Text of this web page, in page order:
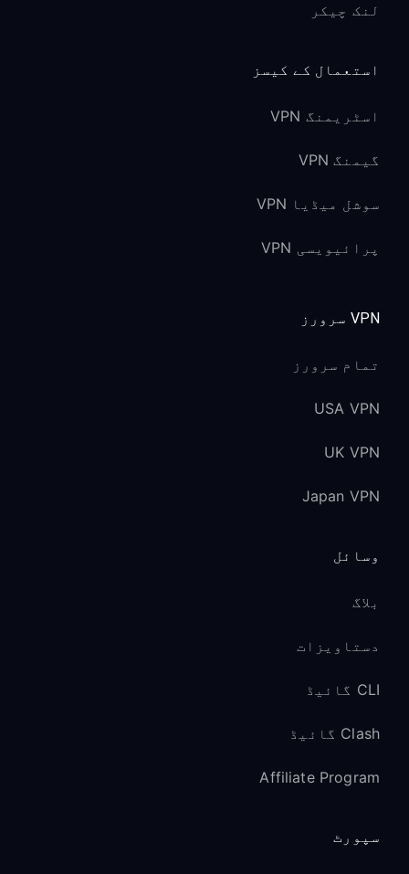
لنک چیکر
استعمال کے کیسز
اسٹریمنگ VPN
گیمنگ VPN
سوشل میڈیا VPN
پرائیویسی VPN
VPN سرورز
تمام سرورز
USA VPN
UK VPN
Japan VPN
وسائل
بلاگ
دستاویزات
CLI گائیڈ
Clash گائیڈ
Affiliate Program
سپورٹ